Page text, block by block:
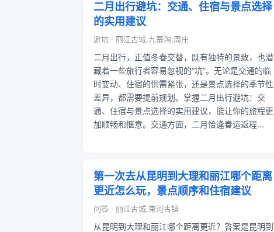
二月出行避坑：交通、住宿与景点选择
的实用建议
避坑 · 丽江古城,九寨沟,周庄
二月出行，正值冬春交替，既有独特的景致，也潜
藏着一些旅行者容易忽视的“坑”。无论是交通的临
时变动、住宿的供需紧张，还是景点选择的季节性
差异，都需要提前规划。掌握二月出行避坑：交
通、住宿与景点选择的实用建议，能让你的旅程更
加顺畅和惬意。交通方面，二月恰逢春运返程...
第一次去从昆明到大理和丽江哪个距离
更近怎么玩，景点顺序和住宿建议
问答 · 丽江古城,束河古镇
从昆明到大理和丽江哪个距离更近？答案是昆明到